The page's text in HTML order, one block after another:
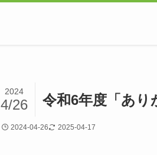
令和6年度「あり
2024
4/26
2024-04-26 2025-04-17